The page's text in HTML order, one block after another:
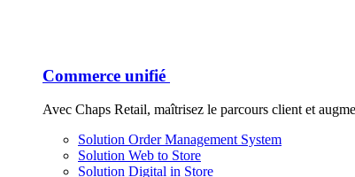
Commerce unifié
Avec Chaps Retail, maîtrisez le parcours client et
Solution Order Management System
Solution Web to Store
Solution Digital in Store